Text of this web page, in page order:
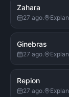
Zahara
27 ago.
Ginebras
27 ago.
Repion
27 ago.